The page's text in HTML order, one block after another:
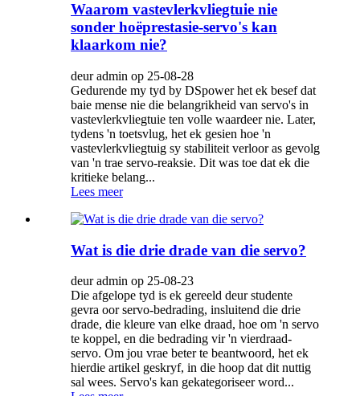
Waarom vastevlerkvliegtuie nie
sonder hoëprestasie-servo's kan
klaarkom nie?
deur admin op 25-08-28
Gedurende my tyd by DSpower het ek besef dat
baie mense nie die belangrikheid van servo's in
vastevlerkvliegtuie ten volle waardeer nie. Later,
tydens 'n toetsvlug, het ek gesien hoe 'n
vastevlerkvliegtuig sy stabiliteit verloor as gevolg
van 'n trae servo-reaksie. Dit was toe dat ek die
kritieke belang...
Lees meer
Wat is die drie drade van die servo?
deur admin op 25-08-23
Die afgelope tyd is ek gereeld deur studente
gevra oor servo-bedrading, insluitend die drie
drade, die kleure van elke draad, hoe om 'n servo
te koppel, en die bedrading vir 'n vierdraad-
servo. Om jou vrae beter te beantwoord, het ek
hierdie artikel geskryf, in die hoop dat dit nuttig
sal wees. Servo's kan gekategoriseer word...